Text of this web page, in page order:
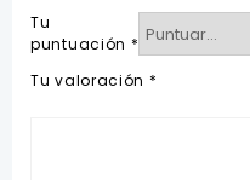
Tu
puntuación *
Tu valoración *